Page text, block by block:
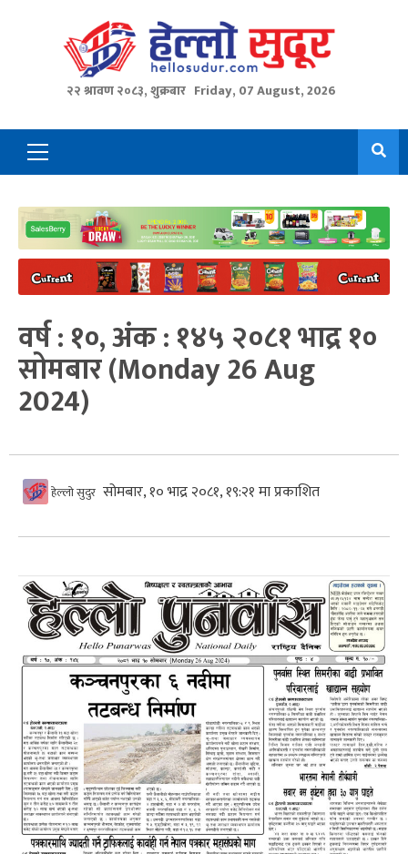
२२ श्रावण २०८३, शुक्रबार Friday, 07 August, 2026
Primary
Menu
वर्ष : १०, अंक : १४५ २०८१ भाद्र १०
सोमबार (Monday 26 Aug
2024)
हेल्लो सुदुर सोमबार, १० भाद्र २०८१, १९:२१ मा प्रकाशित